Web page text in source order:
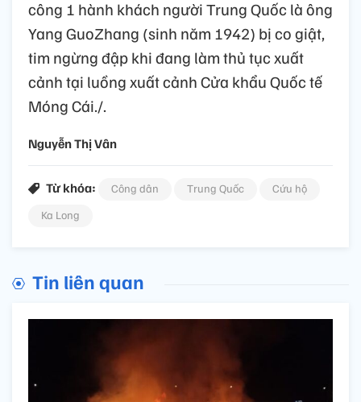
công 1 hành khách người Trung Quốc là ông
Yang GuoZhang (sinh năm 1942) bị co giật,
tim ngừng đập khi đang làm thủ tục xuất
cảnh tại luồng xuất cảnh Cửa khẩu Quốc tế
Móng Cái./.
Nguyễn Thị Vân
Từ khóa: Công dân Trung Quốc
Cứu hộ
Ka Long
Tin liên quan